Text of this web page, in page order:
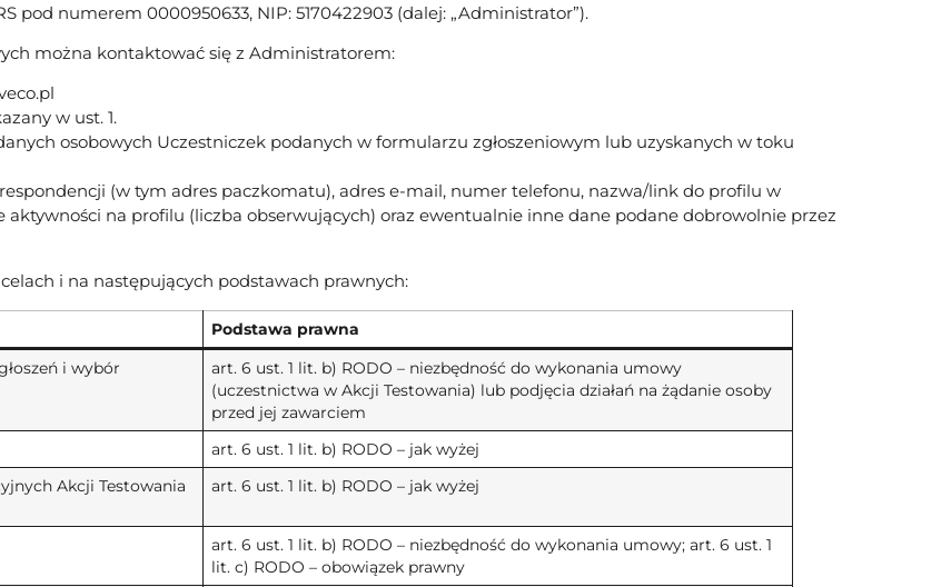
pod numerem 0000950633, NIP: 5170422903 (dalej: „Administrator”).
można kontaktować się z Administratorem:
w ust. 1.
osobowych Uczestniczek podanych w formularzu zgłoszeniowym lub uzyskanych w toku
(w tym adres paczkomatu), adres e-mail, numer telefonu, nazwa/link do profilu w
aktywności na profilu (liczba obserwujących) oraz ewentualnie inne dane podane dobrowolnie przez
i na następujących podstawach prawnych:
Podstawa prawna
i wybór
art. 6 ust. 1 lit. b) RODO – niezbędność do wykonania umowy
(uczestnictwa w Akcji Testowania) lub podjęcia działań na żądanie osoby
przed jej zawarciem
art. 6 ust. 1 lit. b) RODO – jak wyżej
Akcji Testowania
art. 6 ust. 1 lit. b) RODO – jak wyżej
art. 6 ust. 1 lit. b) RODO – niezbędność do wykonania umowy; art. 6 ust. 1
lit. c) RODO – obowiązek prawny